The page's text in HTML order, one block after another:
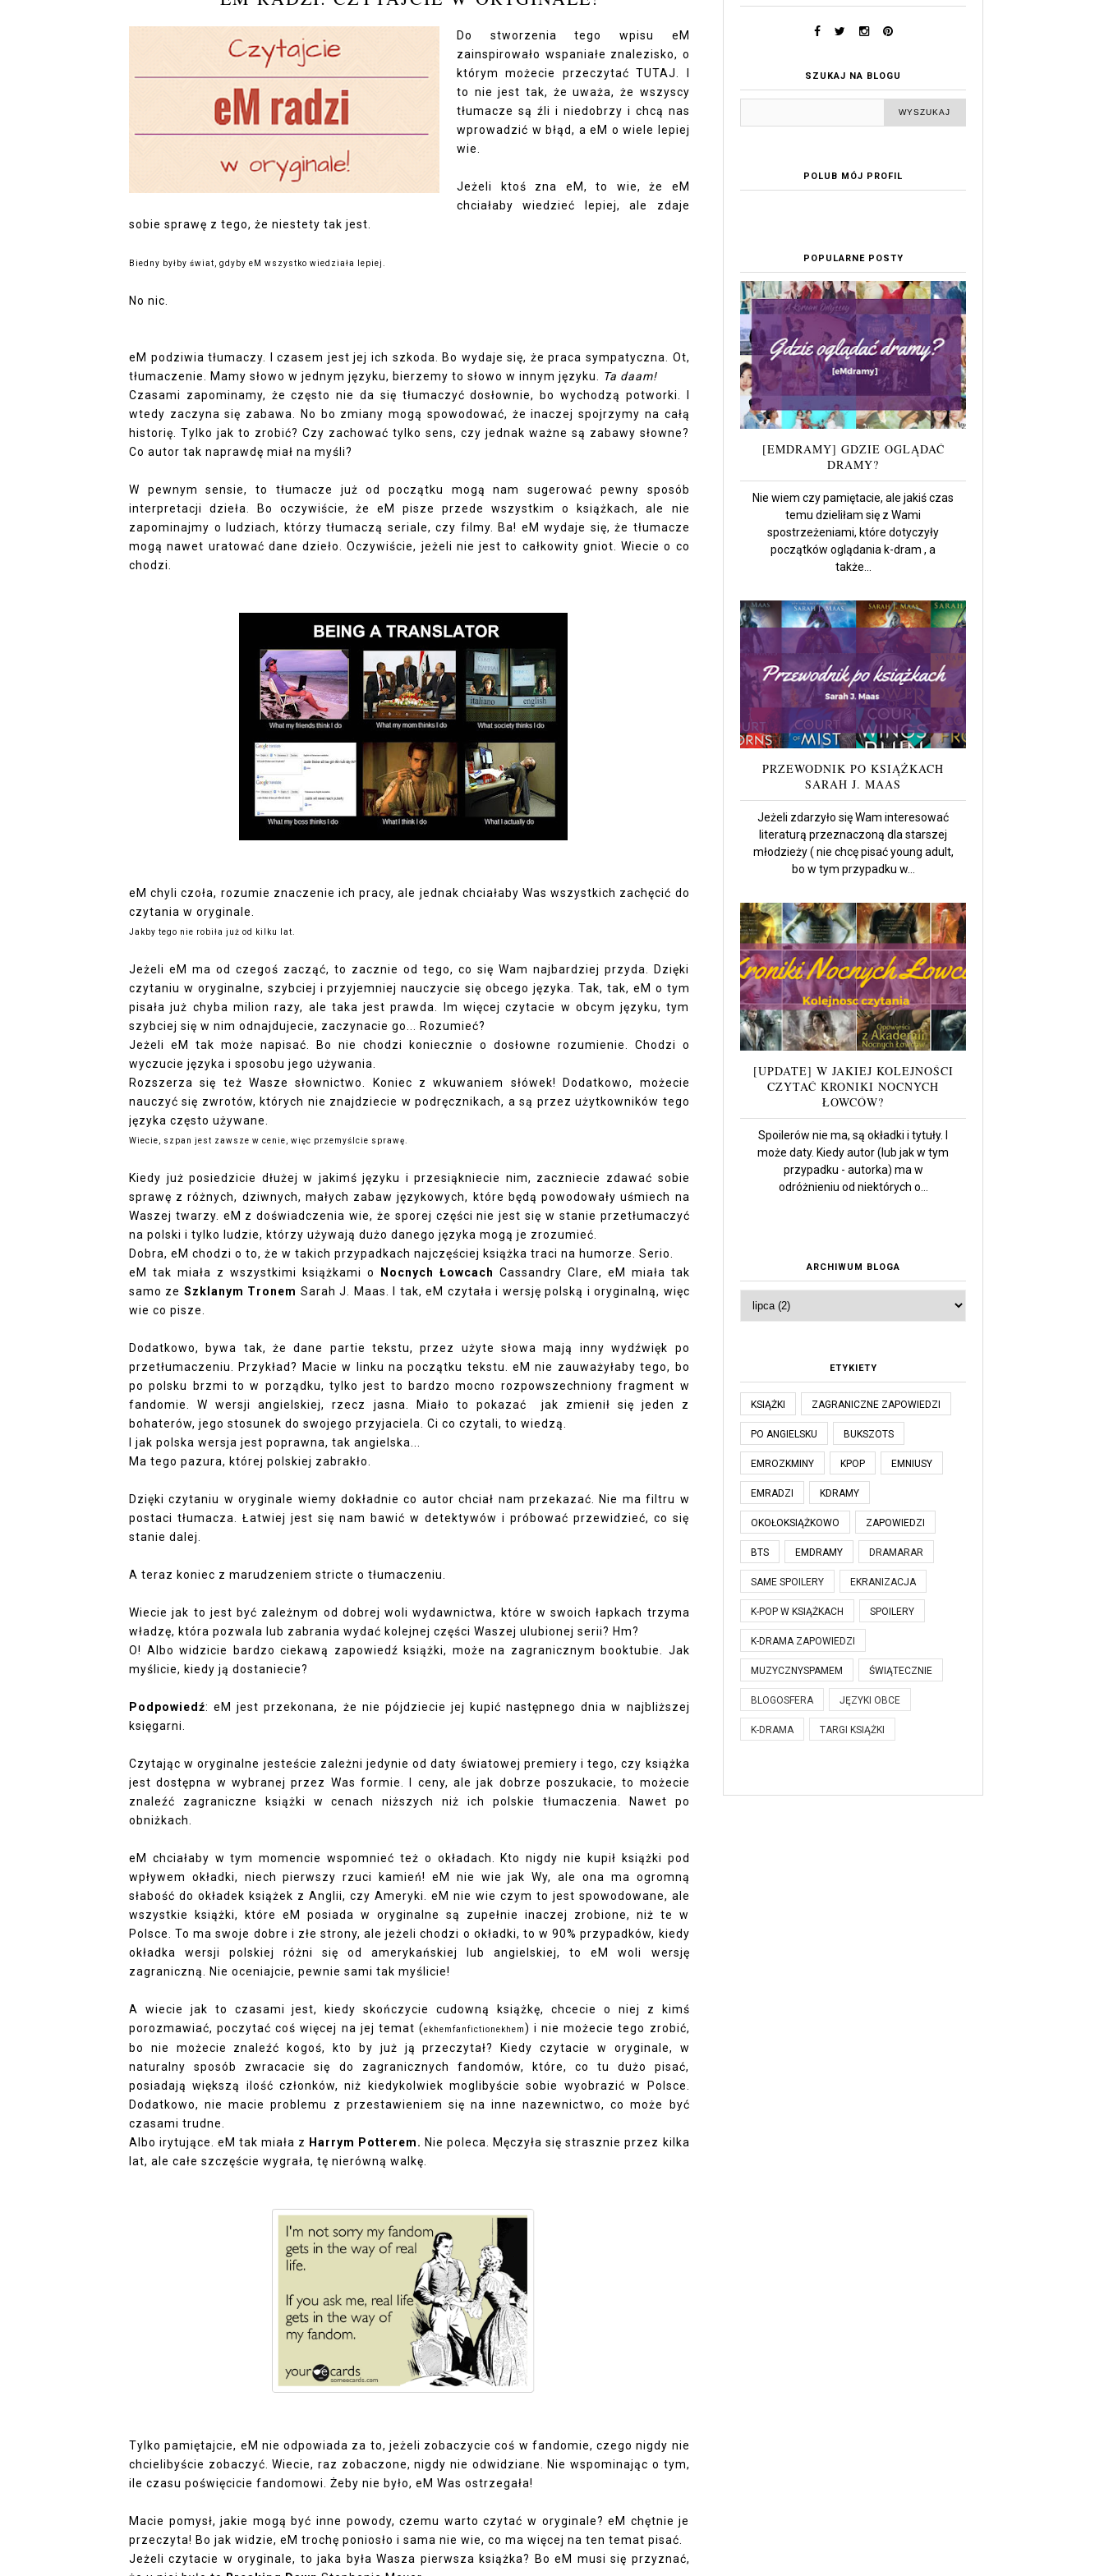
Do stworzenia tego wpisu eM
zainspirowało wspaniałe znalezisko, o
którym możecie przeczytaćTUTAJ
to nie jest tak, że uważa, że wszyscy
tłumacze są źli i niedobrzy i chcą nas
wprowadzić w błąd, a eM o wiele lepiej
wie.
Jeżeli ktoś zna eM, to wie, że eM
chciałaby wiedzieć lepiej, ale zdaje
sobie sprawę z tego, że niestety tak jest.
Biedny byłby świat, gdyby eM wszystko wiedziała lepiej.
No nic.
eM podziwia tłumaczy. I czasem jest jej ich szkoda. Bo wydaje się, że praca sympatyczna. Ot,
tłumaczenie. Mamy słowo w jednym języku, bierzemy to słowo w innym języku.
Ta daam!
Czasami zapominamy, że często nie da się tłumaczyć dosłownie, bo wychodzą potworki. I
wtedy zaczyna się zabawa. No bo zmiany mogą spowodować, że inaczej spojrzymy na całą
historię. Tylko jak to zrobić? Czy zachować tylko sens, czy jednak ważne są zabawy słowne?
Co autor tak naprawdę miał na myśli?
W pewnym sensie, to tłumacze już od początku mogą nam sugerować pewny sposób
interpretacji dzieła. Bo oczywiście, że eM pisze przede wszystkim o książkach, ale nie
zapominajmy o ludziach, którzy tłumaczą seriale, czy filmy. Ba! eM wydaje się, że tłumacze
mogą nawet uratować dane dzieło. Oczywiście, jeżeli nie jest to całkowity gniot. Wiecie o co
chodzi.
eM chyli czoła, rozumie znaczenie ich pracy, ale jednak chciałaby Was wszystkich zachęcić do
czytania w oryginale.
Jakby tego nie robiła już od kilku lat.
Jeżeli eM ma od czegoś zacząć, to zacznie od tego, co się Wam najbardziej przyda. Dzięki
czytaniu w oryginalne, szybciej i przyjemniej nauczycie się obcego języka. Tak, tak, eM o tym
pisała już chyba milion razy, ale taka jest prawda. Im więcej czytacie w obcym języku, tym
szybciej się w nim odnajdujecie, zaczynacie go... Rozumieć?
Jeżeli eM tak może napisać. Bo nie chodzi koniecznie o dosłowne rozumienie. Chodzi o
wyczucie języka i sposobu jego używania.
Rozszerza się też Wasze słownictwo. Koniec z wkuwaniem słówek! Dodatkowo, możecie
nauczyć się zwrotów, których nie znajdziecie w podręcznikach, a są przez użytkowników tego
języka często używane.
Wiecie, szpan jest zawsze w cenie, więc przemyślcie sprawę.
Kiedy już posiedzicie dłużej w jakimś języku i przesiąkniecie nim, zaczniecie zdawać sobie
sprawę z różnych, dziwnych, małych zabaw językowych, które będą powodowały uśmiech na
Waszej twarzy. eM z doświadczenia wie, że sporej części nie jest się w stanie przetłumaczyć
na polski i tylko ludzie, którzy używają dużo danego języka mogą je zrozumieć.
Dobra, eM chodzi o to, że w takich przypadkach najczęściej książka traci na humorze. Serio.
eM tak miała z wszystkimi książkami o
Nocnych Łowcach Cassandry Clare, eM miała tak
samo ze Szklanym Tronem Sarah J. Maas. I tak, eM czytała i wersję polską i oryginalną, więc
wie co pisze.
Dodatkowo, bywa tak, że dane partie tekstu, przez użyte słowa mają inny wydźwięk po
przetłumaczeniu. Przykład? Macie w linku na początku tekstu. eM nie zauważyłaby tego, bo
po polsku brzmi to w porządku, tylko jest to bardzo mocno rozpowszechniony fragment w
fandomie. W wersji angielskiej, rzecz jasna. Miało to pokazać jak zmienił się jeden z
bohaterów, jego stosunek do swojego przyjaciela. Ci co czytali, to wiedzą.
I jak polska wersja jest poprawna, tak angielska...
Ma tego pazura, której polskiej zabrakło.
Dzięki czytaniu w oryginale wiemy dokładnie co autor chciał nam przekazać. Nie ma filtru w
postaci tłumacza. Łatwiej jest się nam bawić w detektywów i próbować przewidzieć, co się
stanie dalej.
A teraz koniec z marudzeniem stricte o tłumaczeniu.
Wiecie jak to jest być zależnym od dobrej woli wydawnictwa, które w swoich łapkach trzyma
władzę, która pozwala lub zabrania wydać kolejnej części Waszej ulubionej serii? Hm?
O! Albo widzicie bardzo ciekawą zapowiedź książki, może na zagranicznym booktubie. Jak
myślicie, kiedy ją dostaniecie?
Podpowiedź: eM jest przekonana, że nie pójdziecie jej kupić następnego dnia w najbliższej
księgarni.
Czytając w oryginalne jesteście zależni jedynie od daty światowej premiery i tego, czy książka
jest dostępna w wybranej przez Was formie. I ceny, ale jak dobrze poszukacie, to możecie
znaleźć zagraniczne książki w cenach niższych niż ich polskie tłumaczenia. Nawet po
obniżkach.
eM chciałaby w tym momencie wspomnieć też o okładach. Kto nigdy nie kupił książki pod
wpływem okładki, niech pierwszy rzuci kamień! eM nie wie jak Wy, ale ona ma ogromną
słabość do okładek książek z Anglii, czy Ameryki. eM nie wie czym to jest spowodowane, ale
wszystkie książki, które eM posiada w oryginalne są zupełnie inaczej zrobione, niż te w
Polsce. To ma swoje dobre i złe strony, ale jeżeli chodzi o okładki, to w 90% przypadków, kiedy
okładka wersji polskiej różni się od amerykańskiej lub angielskiej, to eM woli wersję
zagraniczną. Nie oceniajcie, pewnie sami tak myślicie!
A wiecie jak to czasami jest, kiedy skończycie cudowną książkę, chcecie o niej z kimś
porozmawiać, poczytać coś więcej na jej temat (ekhemfanfictionekhem) i nie możecie tego zrobić,
bo nie możecie znaleźć kogoś, kto by już ją przeczytał? Kiedy czytacie w oryginale, w
naturalny sposób zwracacie się do zagranicznych fandomów, które, co tu dużo pisać,
posiadają większą ilość członków, niż kiedykolwiek moglibyście sobie wyobrazić w Polsce.
Dodatkowo, nie macie problemu z przestawieniem się na inne nazewnictwo, co może być
czasami trudne.
Albo irytujące. eM tak miała z Harrym Potterem. Nie poleca. Męczyła się strasznie przez kilka
lat, ale całe szczęście wygrała, tę nierówną walkę.
Tylko pamiętajcie, eM nie odpowiada za to, jeżeli zobaczycie coś w fandomie, czego nigdy nie
chcielibyście zobaczyć. Wiecie, raz zobaczone, nigdy nie odwidziane. Nie wspominając o tym,
ile czasu poświęcicie fandomowi. Żeby nie było, eM Was ostrzegała!
Macie pomysł, jakie mogą być inne powody, czemu warto czytać w oryginale? eM chętnie je
przeczyta! Bo jak widzie, eM trochę poniosło i sama nie wie, co ma więcej na ten temat pisać.
Jeżeli czytacie w oryginale, to jaka była Wasza pierwsza książka? Bo eM musi się przyznać,
SZUKAJ NA BLOGU
POLUB MÓJ PROFIL
POPULARNE POSTY
[EMDRAMY] GDZIE OGLĄDAĆ
DRAMY?
Nie wiem czy pamiętacie, ale jakiś czas
temu dzieliłam się z Wami
spostrzeżeniami, które dotyczyły
początków oglądania k-dram , a
także...
PRZEWODNIK PO KSIĄŻKACH
SARAH J. MAAS
Jeżeli zdarzyło się Wam interesować
literaturą przeznaczoną dla starszej
młodzieży ( nie chcę pisać young adult,
bo w tym przypadku w...
[UPDATE] W JAKIEJ KOLEJNOŚCI
CZYTAĆ KRONIKI NOCNYCH
ŁOWCÓW?
Spoilerów nie ma, są okładki i tytuły. I
może daty. Kiedy autor (lub jak w tym
przypadku - autorka) ma w
odróżnieniu od niektórych o...
ARCHIWUM BLOGA
ETYKIETY
KSIĄŻKI ZAGRANICZNE ZAPOWIEDZI
PO ANGIELSKU BUKSZOTS
EMROZKMINY KPOP EMNIUSY
EMRADZI KDRAMY
OKOŁOKSIĄŻKOWO ZAPOWIEDZI
BTS EMDRAMY DRAMARAR
SAME SPOILERY EKRANIZACJA
K-POP W KSIĄŻKACH SPOILERY
K-DRAMA ZAPOWIEDZI
MUZYCZNYSPAMEM ŚWIĄTECZNIE
BLOGOSFERA JĘZYKI OBCE
K-DRAMA TARGI KSIĄŻKI